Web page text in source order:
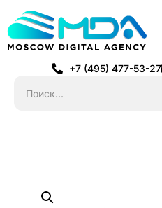
+7 (495) 477-53-27